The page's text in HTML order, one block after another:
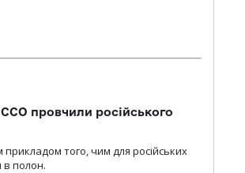
провчили російського
того, чим для російських
в полон.